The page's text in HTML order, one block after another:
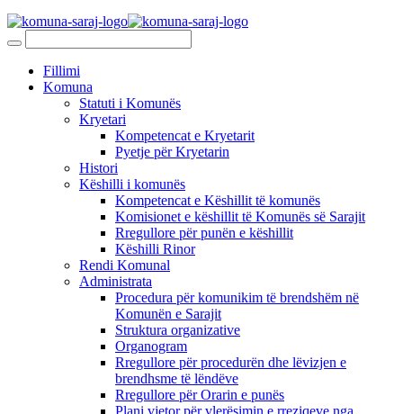
Fillimi
Komuna
Statuti i Komunës
Kryetari
Kompetencat e Kryetarit
Pyetje për Kryetarin
Histori
Këshilli i komunës
Kompetencat e Këshillit të komunës
Komisionet e këshillit të Komunës së Sarajit
Rregullore për punën e këshillit
Këshilli Rinor
Rendi Komunal
Administrata
Procedura për komunikim të brendshëm në
Komunën e Sarajit
Struktura organizative
Organogram
Rregullore për procedurën dhe lëvizjen e
brendhsme të lëndëve
Rregullore për Orarin e punës
Plani vjetor për vlerësimin e rreziqeve nga